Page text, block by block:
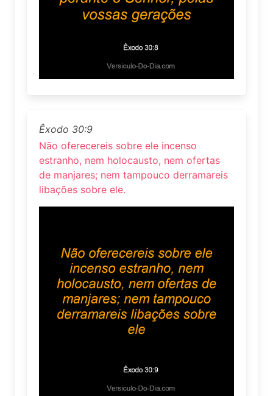
Êxodo 30:9
Não oferecereis sobre ele incenso
estranho, nem holocausto, nem ofertas
de manjares; nem tampouco derramareis
libações sobre ele.